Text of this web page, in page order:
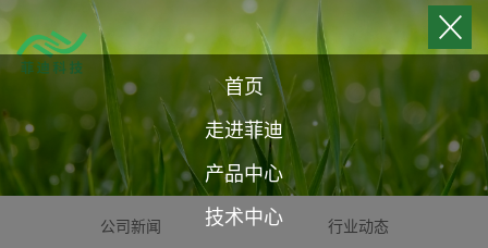
首页
走进菲迪
产品中心
技术中心
公司新闻 行业动态